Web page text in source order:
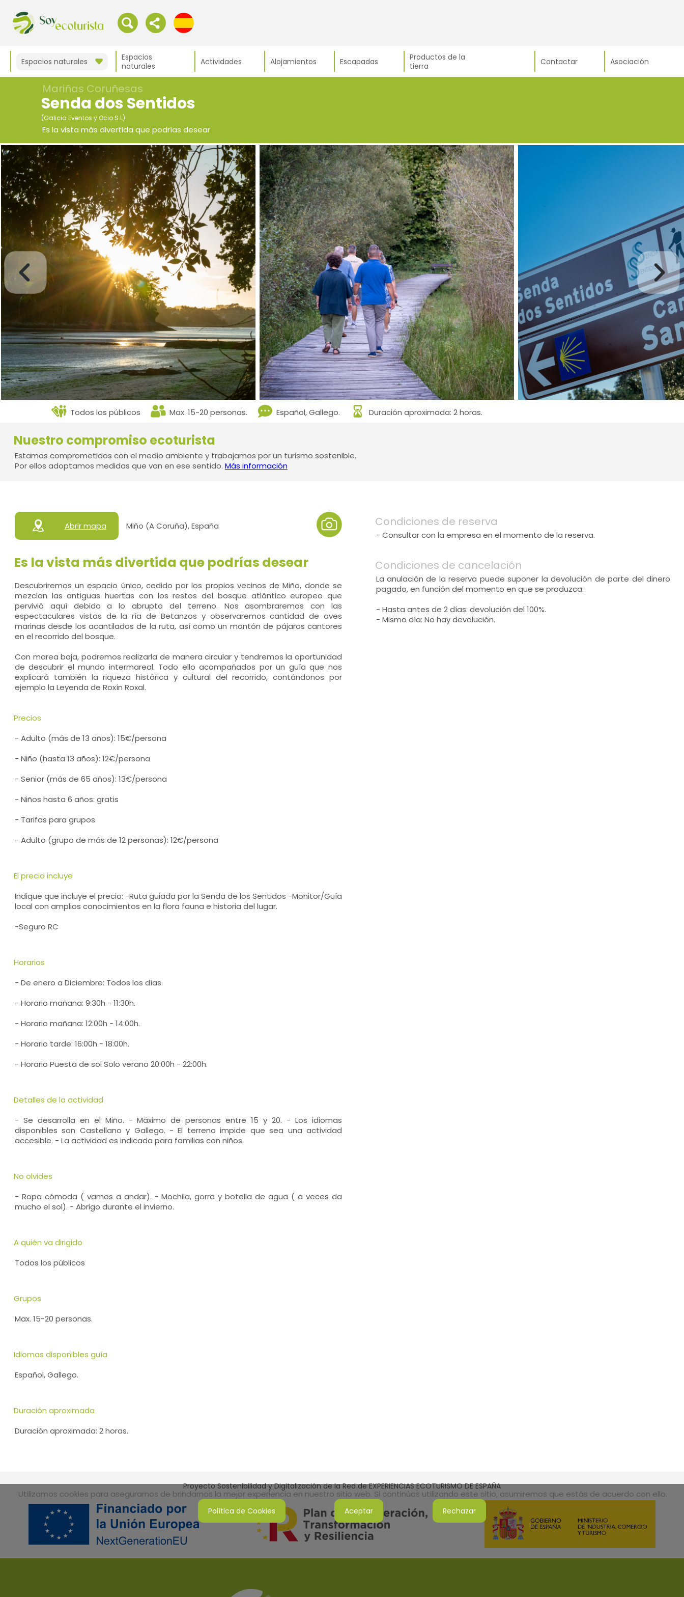
Espacios naturales
Espacios
naturales
Actividades Alojamientos Escapadas
Productos de la
tierra
Contactar Asociación
Mariñas Coruñesas
Senda dos Sentidos
(Galicia Eventos y Ocio S.L)
Es la vista más divertida que podrías desear
Todos los públicos Max. 15-20 personas. Español, Gallego. Duración aproximada: 2 horas.
Nuestro compromiso ecoturista
Estamos comprometidos con el medio ambiente y trabajamos por un turismo sostenible.
Por ellos adoptamos medidas que van en ese sentido. Más información
Abrir mapa Miño (A Coruña), España
Es la vista más divertida que podrías desear
Descubriremos un espacio único, cedido por los propios vecinos de Miño, donde se
mezclan las antiguas huertas con los restos del bosque atlántico europeo que
pervivió aquí debido a lo abrupto del terreno. Nos asombraremos con las
espectaculares vistas de la ría de Betanzos y observaremos cantidad de aves
marinas desde los acantilados de la ruta, así como un montón de pájaros cantores
en el recorrido del bosque.
Con marea baja, podremos realizarla de manera circular y tendremos la oportunidad
de descubrir el mundo intermareal. Todo ello acompañados por un guía que nos
explicará también la riqueza histórica y cultural del recorrido, contándonos por
ejemplo la Leyenda de Roxín Roxal.
Precios
- Adulto (más de 13 años): 15€/persona
- Niño (hasta 13 años): 12€/persona
- Senior (más de 65 años): 13€/persona
- Niños hasta 6 años: gratis
- Tarifas para grupos
- Adulto (grupo de más de 12 personas): 12€/persona
El precio incluye
Indique que incluye el precio: -Ruta guiada por la Senda de los Sentidos -Monitor/Guía
local con amplios conocimientos en la flora fauna e historia del lugar.
-Seguro RC
Horarios
- De enero a Diciembre: Todos los días.
- Horario mañana: 9:30h - 11:30h.
- Horario mañana: 12:00h - 14:00h.
- Horario tarde: 16:00h - 18:00h.
- Horario Puesta de sol Solo verano 20:00h - 22:00h.
Detalles de la actividad
- Se desarrolla en el Miño. - Máximo de personas entre 15 y 20. - Los idiomas
disponibles son Castellano y Gallego. - El terreno impide que sea una actividad
accesible. - La actividad es indicada para familias con niños.
No olvides
- Ropa cómoda ( vamos a andar). - Mochila, gorra y botella de agua ( a veces da
mucho el sol). - Abrigo durante el invierno.
A quién va dirigido
Todos los públicos
Grupos
Max. 15-20 personas.
Idiomas disponibles guía
Español, Gallego.
Duración aproximada
Duración aproximada: 2 horas.
Condiciones de reserva
- Consultar con la empresa en el momento de la reserva.
Condiciones de cancelación
La anulación de la reserva puede suponer la devolución de parte del dinero
pagado, en función del momento en que se produzca:
- Hasta antes de 2 días: devolución del 100%.
- Mismo día: No hay devolución.
Proyecto Sostenibilidad y Digitalización de la Red de EXPERIENCIAS ECOTURISMO DE ESPAÑA
Utilizamos cookies para asegurarnos de brindarnos la mejor experiencia en nuestro sitio web. Si continúas utilizando este sitio, asumiremos que estás de acuerdo con ello.
Política de Cookies Aceptar Rechazar